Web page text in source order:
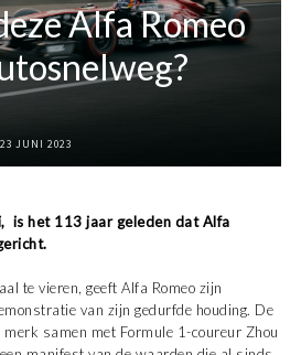
Alfa Romeo
23 JUNI 2023
is het 113 jaar geleden dat Alfa
te vieren, geeft Alfa Romeo zijn
van zijn gedurfde houding. De
samen met Formule 1-coureur Zhou